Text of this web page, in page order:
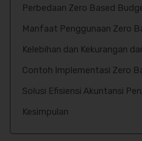
Perbedaan Zero Based
Manfaat Penggunaan Zero
Kelebihan dan Kekurangan
Contoh Implementasi Zero
Solusi Efisiensi Akuntansi
Kesimpulan